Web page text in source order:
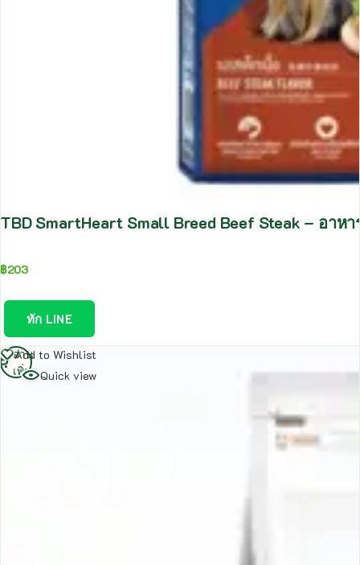
TBD SmartHeart Small Breed Beef Steak – อาห
฿203
ทัก LINE
Add to Wishlist
Quick view
อ่าน
เพิ่ม